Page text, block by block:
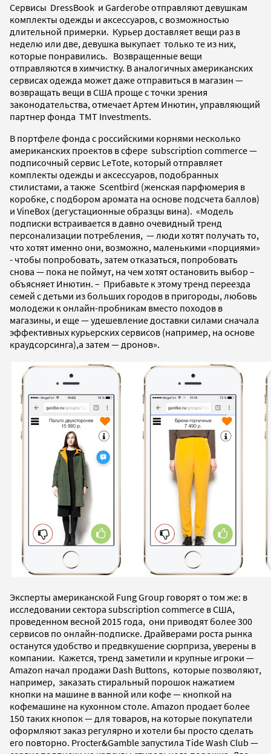
Сервисы DressBook и Garderobe отправляют девушкам
комплекты одежды и аксессуаров, с возможностью
длительной примерки. Курьер доставляет вещи раз в
неделю или две, девушка выкупает только те из них,
которые понравились. Возвращенные вещи
отправляются в химчистку. В аналогичных американских
сервисах одежда может даже отправиться в магазин —
возвращать вещи в США проще с точки зрения
законодательства, отмечает Артем Инютин, управляющий
партнер фонда TMT Investments.
В портфеле фонда с российскими корнями несколько
американских проектов в сфере subscription commerce —
подписочный сервис LeTote, который отправляет
комплекты одежды и аксессуаров, подобранных
стилистами, а также Scentbird (женская парфюмерия в
коробке, с подбором аромата на основе подсчета баллов)
и VineBox (дегустационные образцы вина). «Модель
подписки встраивается в давно очевидный тренд
персонализации потребления, — люди хотят получать то,
что хотят именно они, возможно, маленькими «порциями»
- чтобы попробовать, затем отказаться, попробовать
снова — пока не поймут, на чем хотят остановить выбор –
объясняет Инютин. – Прибавьте к этому тренд переезда
семей с детьми из больших городов в пригороды, любовь
молодежи к онлайн-пробникам вместо походов в
магазины, и еще — удешевление доставки силами сначала
эффективных курьерских сервисов (например, на основе
краудсорсинга),а затем — дронов».
Эксперты американской Fung Group говорят о том же: в
исследовании сектора subscription commerce в США,
проведенном весной 2015 года, они приводят более 300
сервисов по онлайн-подписке. Драйверами роста рынка
останутся удобство и предвкушение сюрприза, уверены в
компании. Кажется, тренд заметили и крупные игроки —
Amazon начал продажи Dash Buttons, которые позволяют,
например, заказать стиральный порошок нажатием
кнопки на машине в ванной или кофе — кнопкой на
кофемашине на кухонном столе. Amazon продает более
150 таких кнопок — для товаров, на которые покупатели
оформляют заказ регулярно и хотели бы просто сделать
его повторно. Procter&Gamble запустила Tide Wash Club —